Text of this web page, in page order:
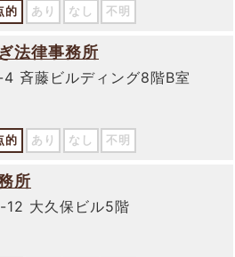
的 あり なし 不明
法律事務所
斉藤ビルディング8階B室
的 あり なし 不明
所
大久保ビル5階